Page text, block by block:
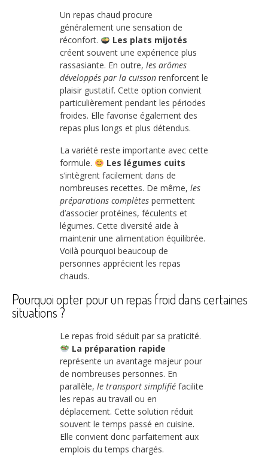
Un repas chaud procure
généralement une sensation de
réconfort.
Les plats mijotés
créent souvent une expérience plus
rassasiante. En outre, les arômes
développés par la cuisson renforcent le
plaisir gustatif. Cette option convient
particulièrement pendant les périodes
froides. Elle favorise également des
repas plus longs et plus détendus.
La variété reste importante avec cette
formule.
Les légumes cuits
s’intègrent facilement dans de
nombreuses recettes. De même, les
préparations complètes permettent
d’associer protéines, féculents et
légumes. Cette diversité aide à
maintenir une alimentation équilibrée.
Voilà pourquoi beaucoup de
personnes apprécient les repas
chauds.
Pourquoi opter pour un repas froid dans certaines
situations ?
Le repas froid séduit par sa praticité.
La préparation rapide
représente un avantage majeur pour
de nombreuses personnes. En
parallèle, le transport simplifié facilite
les repas au travail ou en
déplacement. Cette solution réduit
souvent le temps passé en cuisine.
Elle convient donc parfaitement aux
emplois du temps chargés.